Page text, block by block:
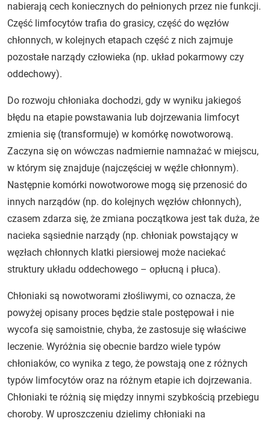
nabierają cech koniecznych do pełnionych przez nie funkcji.
Część limfocytów trafia do grasicy, część do węzłów
chłonnych, w kolejnych etapach część z nich zajmuje
pozostałe narządy człowieka (np. układ pokarmowy czy
oddechowy).
Do rozwoju chłoniaka dochodzi, gdy w wyniku jakiegoś
błędu na etapie powstawania lub dojrzewania limfocyt
zmienia się (transformuje) w komórkę nowotworową.
Zaczyna się on wówczas nadmiernie namnażać w miejscu,
w którym się znajduje (najczęściej w węźle chłonnym).
Następnie komórki nowotworowe mogą się przenosić do
innych narządów (np. do kolejnych węzłów chłonnych),
czasem zdarza się, że zmiana początkowa jest tak duża, że
nacieka sąsiednie narządy (np. chłoniak powstający w
węzłach chłonnych klatki piersiowej może naciekać
struktury układu oddechowego – opłucną i płuca).
Chłoniaki są nowotworami złośliwymi, co oznacza, że
powyżej opisany proces będzie stale postępował i nie
wycofa się samoistnie, chyba, że zastosuje się właściwe
leczenie. Wyróżnia się obecnie bardzo wiele typów
chłoniaków, co wynika z tego, że powstają one z różnych
typów limfocytów oraz na różnym etapie ich dojrzewania.
Chłoniaki te różnią się między innymi szybkością przebiegu
choroby. W uproszczeniu dzielimy chłoniaki na